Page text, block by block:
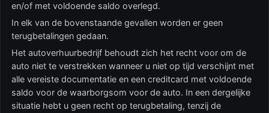
en/of met voldoende saldo overlegd.
In elk van de bovenstaande gevallen worden er geen
terugbetalingen gedaan.
Het autoverhuurbedrijf behoudt zich het recht voor om de
auto niet te verstrekken wanneer u niet op tijd verschijnt met
alle vereiste documentatie en een creditcard met voldoende
saldo voor de waarborgsom voor de auto. In een dergelijke
situatie hebt u geen recht op terugbetaling, tenzij de